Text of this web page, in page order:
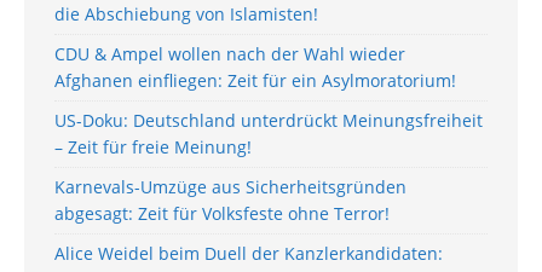
die Abschiebung von Islamisten!
CDU & Ampel wollen nach der Wahl wieder
Afghanen einfliegen: Zeit für ein Asylmoratorium!
US-Doku: Deutschland unterdrückt Meinungsfreiheit
– Zeit für freie Meinung!
Karnevals-Umzüge aus Sicherheitsgründen
abgesagt: Zeit für Volksfeste ohne Terror!
Alice Weidel beim Duell der Kanzlerkandidaten: